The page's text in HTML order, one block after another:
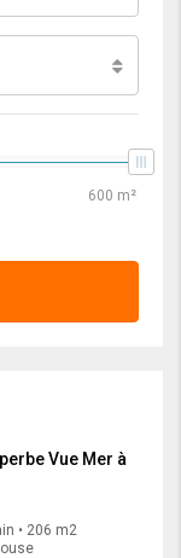
Vue Mer à
• 206 m2